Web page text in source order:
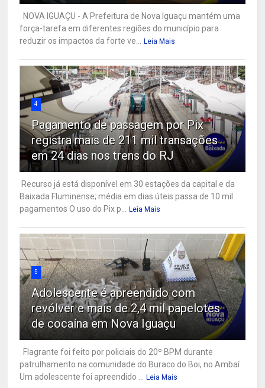
NOVA IGUAÇU - A Prefeitura de Nova Iguaçu mantém uma
força-tarefa em diferentes regiões do município para
reduzir os impactos da forte ve...
Leia Mais
4
Pagamento de passagem por Pix
registra mais de 211 mil transações
em 24 dias nos trens do RJ
Recurso já está disponível em 30 estações da capital e da
Baixada Fluminense; média em dias úteis passa de 10 mil
pagamentos O uso do Pix p...
Leia Mais
5
Adolescente é apreendido com
revólver e mais de 2,4 mil papelotes
de cocaína em Nova Iguaçu
Flagrante foi feito por policiais do 20º BPM durante
patrulhamento na comunidade do Buraco do Boi, no Ambaí
Um adolescente foi apreendido ...
Leia Mais